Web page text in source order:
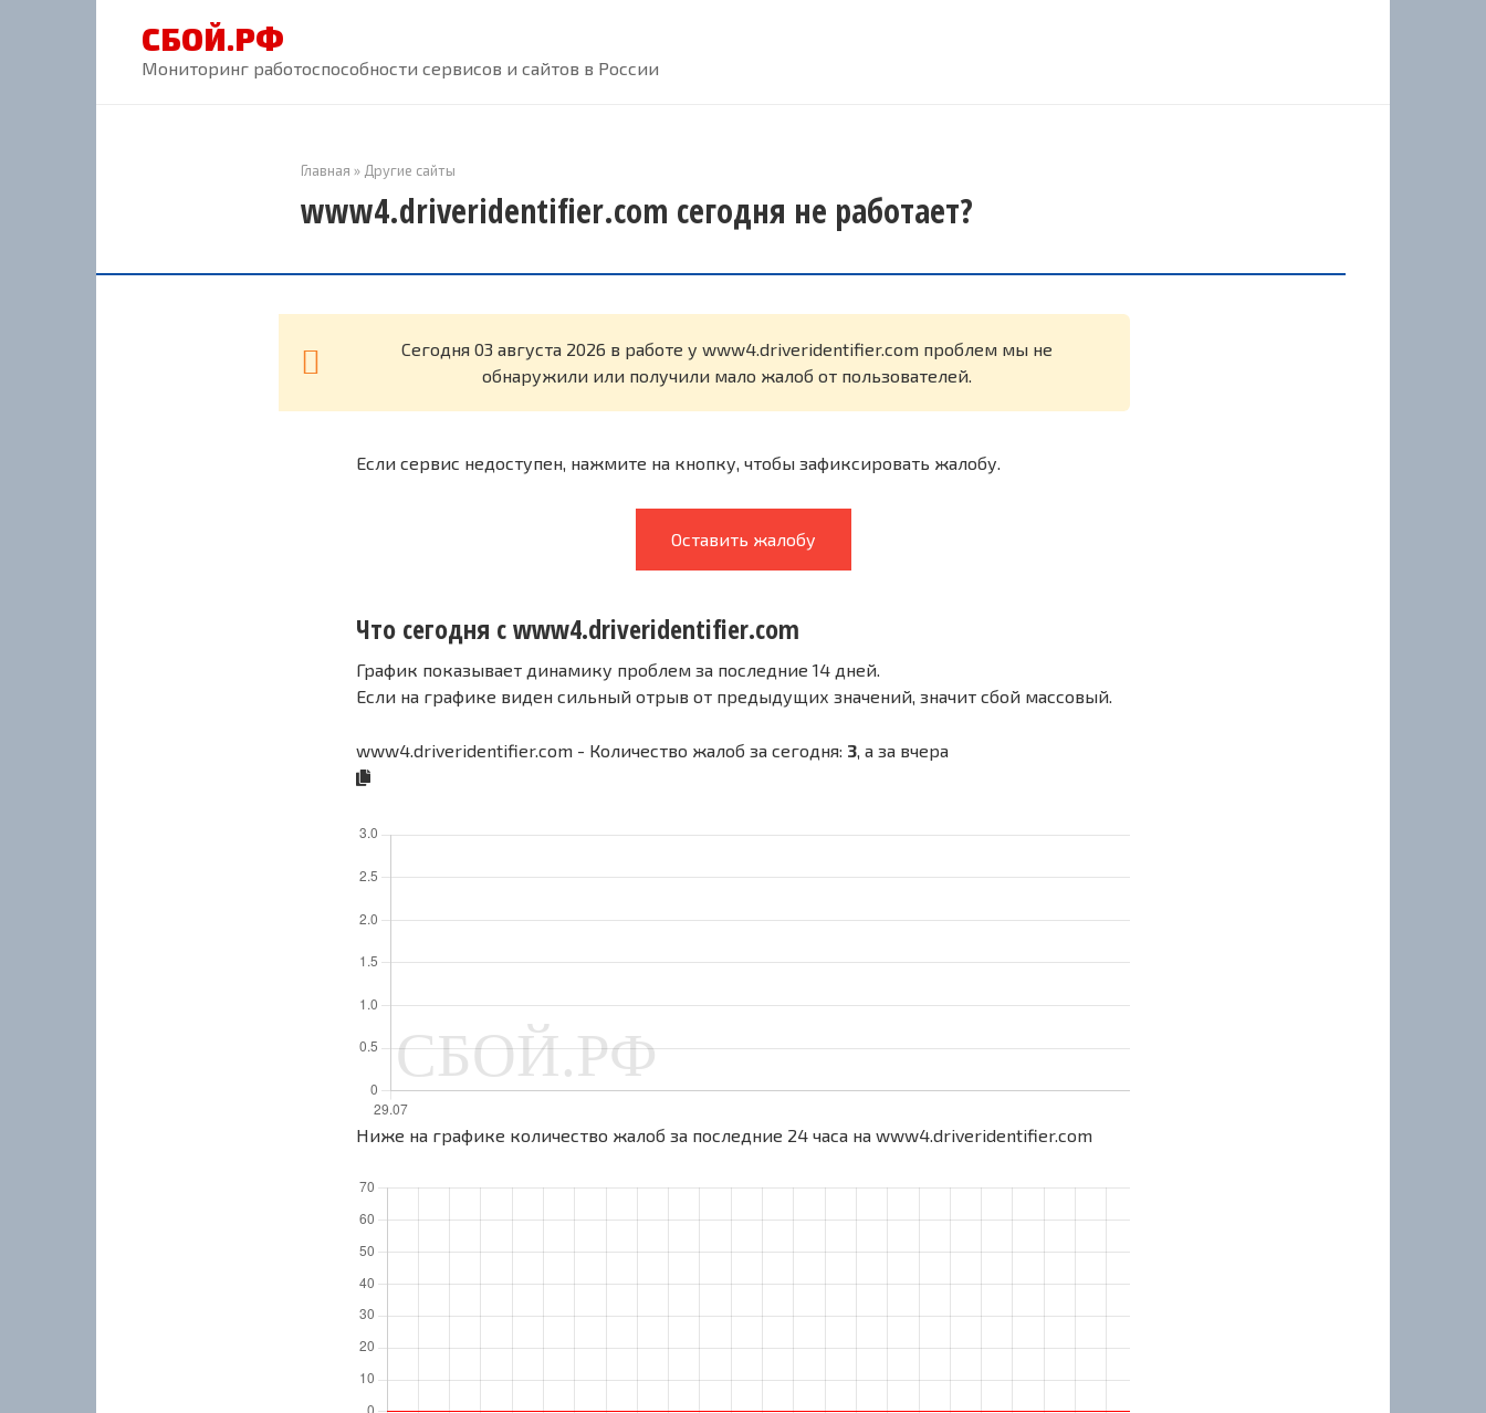
СБОЙ.РФ
Мониторинг работоспособности сервисов и сайтов в России
Главная » Другие сайты
www4.driveridentifier.com сегодня не работает?
Cегодня 03 августа 2026 в работе у www4.driveridentifier.com проблем мы не
обнаружили или получили мало жалоб от пользователей.
Если сервис недоступен, нажмите на кнопку, чтобы зафиксировать жалобу.
Оставить жалобу
Что сегодня с www4.driveridentifier.com
График показывает динамику проблем за последние 14 дней.
Если на графике виден сильный отрыв от предыдущих значений, значит сбой массовый.
www4.driveridentifier.com - Количество жалоб за сегодня: 3, а за вчера
Ниже на графике количество жалоб за последние 24 часа на www4.driveridentifier.com